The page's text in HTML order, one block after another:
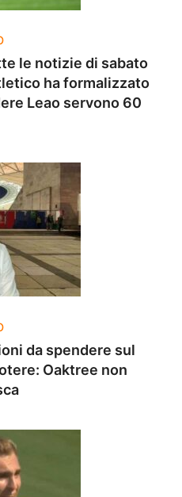
le notizie di sabato
ha formalizzato
Leao servono 60
da spendere sul
Oaktree non